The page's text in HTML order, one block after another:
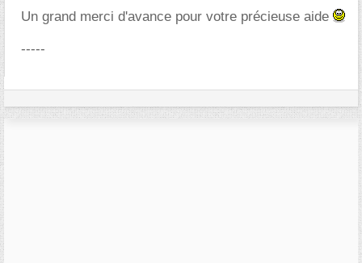
Un grand merci d'avance pour votre précieuse aide
-----